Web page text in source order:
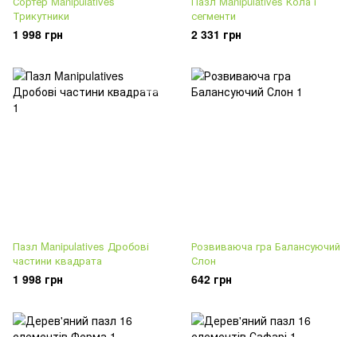
Трикутники
1 998 грн
сегменти
2 331 грн
Пазл Manipulatives Дробові
частини квадрата
1 998 грн
Розвиваюча гра Балансуючий
Слон
642 грн